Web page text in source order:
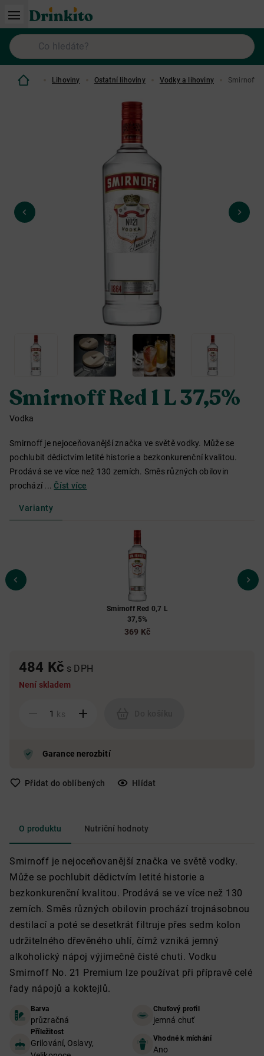
Lihoviny Ostatní lihoviny Vodky a lihoviny Smirnoff
Smirnoff Red 1 L 37,5%
Vodka
Smirnoff je nejoceňovanější značka ve světě vodky. Může se
pochlubit dědictvím letité historie a bezkonkurenční kvalitou.
Prodává se ve více než 130 zemích. Směs různých obilovin
prochází ... Číst více
Varianty
Smirnoff Red 0,7 L
37,5%
369 Kč
484 Kč s DPH
Není skladem
ks
Garance nerozbití
Přidat do oblíbených Hlídat
O produktu Nutriční hodnoty
Smirnoff je nejoceňovanější značka ve světě vodky.
Může se pochlubit dědictvím letité historie a
bezkonkurenční kvalitou. Prodává se ve více než 130
zemích. Směs různých obilovin prochází trojnásobnou
destilací a poté se desetkrát filtruje přes sedm kolon
udržitelného dřevěného uhlí, čímž vzniká jemný
alkoholický nápoj výjimečně čisté chuti. Vodku
Smirnoff No. 21 Premium lze používat při přípravě celé
řady nápojů a koktejlů.
Barva
průzračná
Chuťový profil
jemná chuť
Příležitost
Grilování, Oslavy,
Vhodné k míchání
Ano